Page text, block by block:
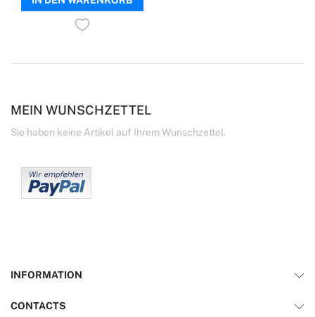
MEIN WUNSCHZETTEL
Sie haben keine Artikel auf Ihrem Wunschzettel.
INFORMATION
CONTACTS